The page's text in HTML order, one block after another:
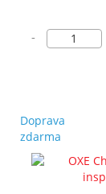
-
Doprava
zdarma